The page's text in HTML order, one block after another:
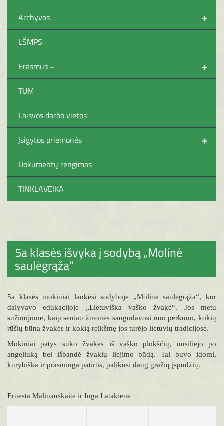
+
Archyvas
LŠMPS
+
Erasmus +
TŪM
Laisvos darbo vietos
+
Įsigytos priemonės
Dokumentų rengimas
TINKLAVEIKA
5a klasės išvyka į sodybą „Molinė
saulėgrąža“
5a klasės mokiniai lankėsi sodyboje „Molinė saulėgrąža“, kur
dalyvavo edukacijoje „Lietuviška vaško žvakė“. Jos metu
sužinojome, kaip seniau žmonės saugodavosi nuo perkūno, kokių
rūšių būna žvakės ir kokią reikšmę jos turėjo lietuvių tradicijose.
Mokiniai patys suko žvakes iš vaško plokščių, nusiliejo po
angeliuką bei išbandė žvakių liejimo būdą. Tai buvo įdomi,
kūrybiška ir prasminga patirtis, palikusi daug gražių įspūdžių.
Ernesta Malinauskaitė ir Inga Latakienė